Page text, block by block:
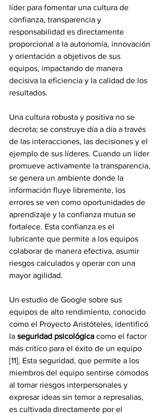
líder para fomentar una cultura de
confianza, transparencia y
responsabilidad es directamente
proporcional a la autonomía, innovación
y orientación a objetivos de sus
equipos, impactando de manera
decisiva la eficiencia y la calidad de los
resultados.
Una cultura robusta y positiva no se
decreta; se construye día a día a través
de las interacciones, las decisiones y el
ejemplo de sus líderes. Cuando un líder
promueve activamente la transparencia,
se genera un ambiente donde la
información fluye libremente, los
errores se ven como oportunidades de
aprendizaje y la confianza mutua se
fortalece. Esta confianza es el
lubricante que permite a los equipos
colaborar de manera efectiva, asumir
riesgos calculados y operar con una
mayor agilidad.
Un estudio de Google sobre sus
equipos de alto rendimiento, conocido
como el Proyecto Aristóteles, identificó
la seguridad psicológica como el factor
más crítico para el éxito de un equipo
[11]. Esta seguridad, que permite a los
miembros del equipo sentirse cómodos
al tomar riesgos interpersonales y
expresar ideas sin temor a represalias,
es cultivada directamente por el